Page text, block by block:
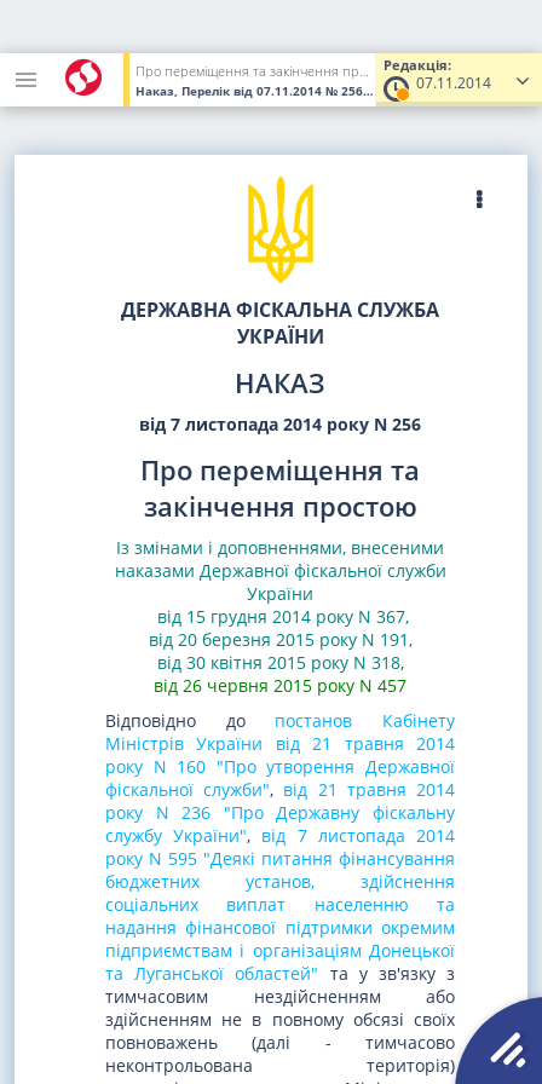
Редакція:
07.11.2014
Про переміщення та закінчення простою
Наказ, Перелік від 07.11.2014 № 256 (Увага! Попередня
ДЕРЖАВНА ФІСКАЛЬНА СЛУЖБА
УКРАЇНИ
НАКАЗ
від 7 листопада 2014 року N 256
Про переміщення та
закінчення простою
Із змінами і доповненнями, внесеними
наказами Державної фіскальної служби
України
від 15 грудня 2014 року N 367,
від 20 березня 2015 року N 191,
від 30 квітня 2015 року N 318,
від 26 червня 2015 року N 457
Відповідно до постанов Кабінету
Міністрів України від 21 травня 2014
року N 160 "Про утворення Державної
фіскальної служби", від 21 травня 2014
року N 236 "Про Державну фіскальну
службу України", від 7 листопада 2014
року N 595 "Деякі питання фінансування
бюджетних установ, здійснення
соціальних виплат населенню та
надання фінансової підтримки окремим
підприємствам і організаціям Донецької
та Луганської областей" та у зв'язку з
тимчасовим нездійсненням або
здійсненням не в повному обсязі своїх
повноважень (далі - тимчасово
неконтрольована територія)